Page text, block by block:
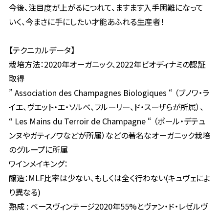
今後、注目度が上がるにつれて、ますます入手困難になって
いく、今まさに手にしたい才能あふれる生産者！
【テクニカルデータ】
栽培方法：2020年オーガニック、2022年ビオディナミの認証
取得
” Association des Champagnes Biologiques “ （ブノワ・ラ
イエ、ヴエット・エ・ソルベ、フルーリー、ド・スーザらが所属）、
“ Les Mains du Terroir de Champagne “ （ポール・デテュ
ンヌやガティノワなどが所属）などの著名なオーガニック栽培
のグループに所属
ワインメイキング：
醸造：MLF比率は少ない、もしくは全く行わない(キュヴェによ
り異なる)
熟成 : ベースヴィンテージ2020年55%とヴァン・ド・レゼルヴ